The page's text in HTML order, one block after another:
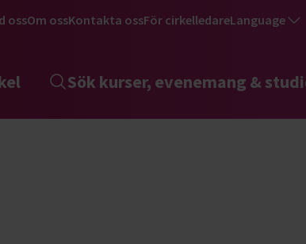
ossOm ossKontakta ossFör cirkelledareLanguage
Sök kurser, evenemang &